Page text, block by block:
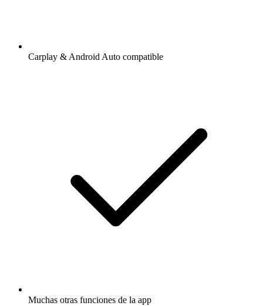
Carplay & Android Auto compatible
Muchas otras funciones de la app